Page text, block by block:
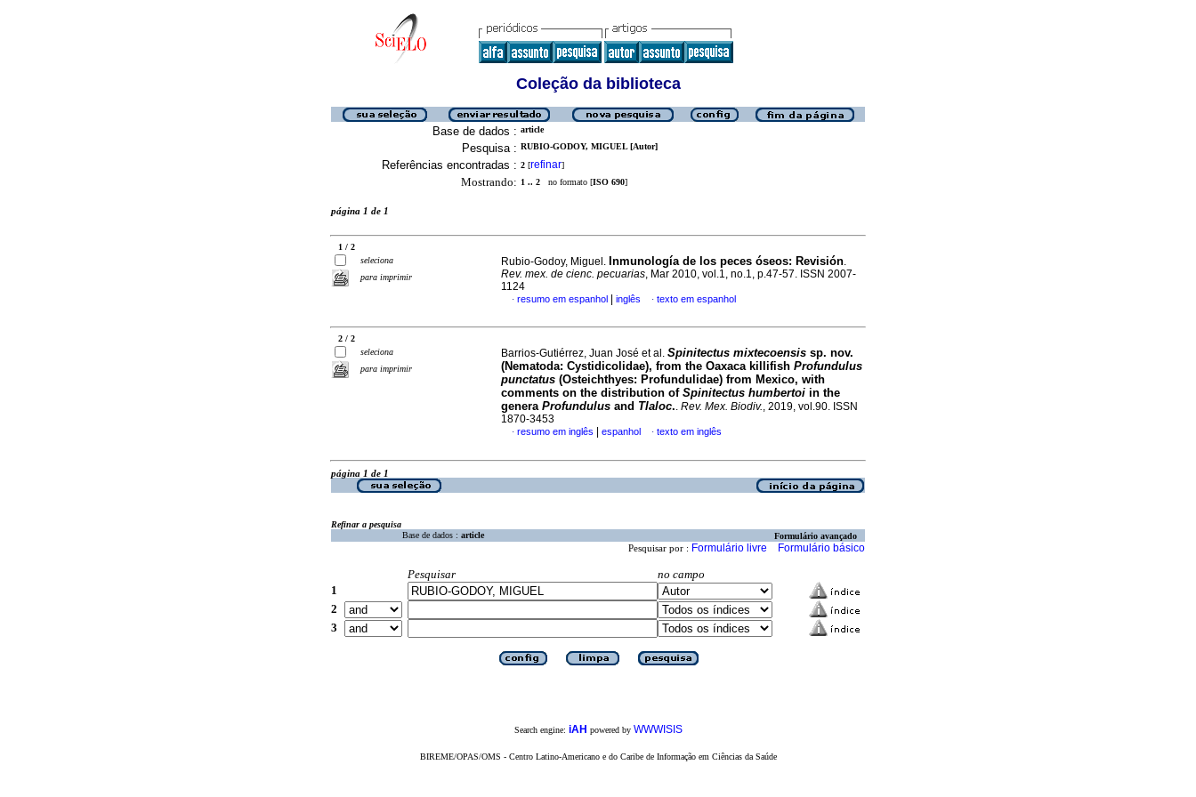
Coleção da biblioteca
Base de dados : article
Pesquisa : RUBIO-GODOY, MIGUEL [Autor]
Referências encontradas : 2 [refinar]
Mostrando: 1 .. 2 no formato [ISO 690]
página 1 de 1
1 / 2
seleciona
para imprimir
Rubio-Godoy, Miguel. Inmunología de los peces óseos: Revisión.
Rev. mex. de cienc. pecuarias, Mar 2010, vol.1, no.1, p.47-57. ISSN 2007-
1124
· resumo em espanhol inglês · texto em espanhol
2 / 2
seleciona
para imprimir
Barrios-Gutiérrez, Juan José et al. Spinitectus mixtecoensis sp. nov.
(Nematoda: Cystidicolidae), from the Oaxaca killifish Profundulus
punctatus (Osteichthyes: Profundulidae) from Mexico, with
comments on the distribution of Spinitectus humbertoi in the
genera Profundulus and Tlaloc.. Rev. Mex. Biodiv., 2019, vol.90. ISSN
1870-3453
· resumo em inglês espanhol · texto em inglês
página 1 de 1
Refinar a pesquisa
Base de dados : article Formulário avançado
Pesquisar por : Formulário livre Formulário básico
Pesquisar
no campo
1
2
3
Search engine: iAH powered by WWWISIS
BIREME/OPAS/OMS - Centro Latino-Americano e do Caribe de Informação em Ciências da Saúde